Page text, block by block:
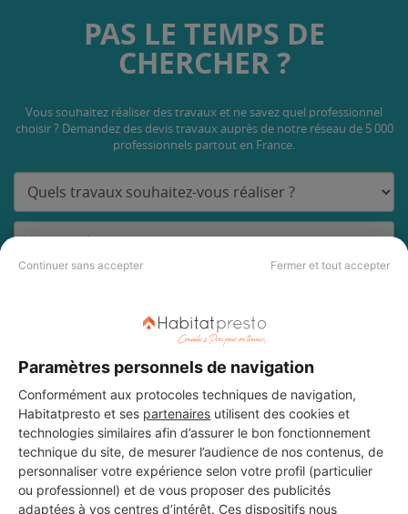
Continuer sans accepter Fermer et tout accepter
Paramètres personnels de navigation
Conformément aux protocoles techniques de navigation,
Habitatpresto et ses partenaires utilisent des cookies et
technologies similaires afin d’assurer le bon fonctionnement
technique du site, de mesurer l’audience de nos contenus, de
personnaliser votre expérience selon votre profil (particulier
ou professionnel) et de vous proposer des publicités
adaptées à vos centres d’intérêt. Ces dispositifs nous
PAS LE TEMPS DE
CHERCHER ?
Vous souhaitez réaliser des travaux et ne savez quel professionnel
choisir ? Demandez des devis travaux auprès de notre réseau de 5 000
professionnels partout en France.